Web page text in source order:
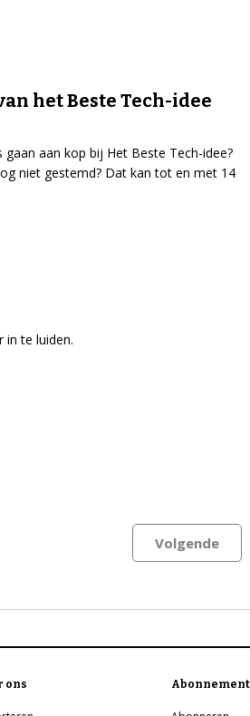
het Beste Tech-idee
aan kop bij Het Beste Tech-idee?
niet gestemd? Dat kan tot en met 14
in te luiden.
Volgende
ons